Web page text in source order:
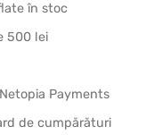
în stoc
500 lei
Payments
de cumpărături